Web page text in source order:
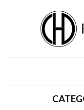
BLOG
ESTÉTICA Y